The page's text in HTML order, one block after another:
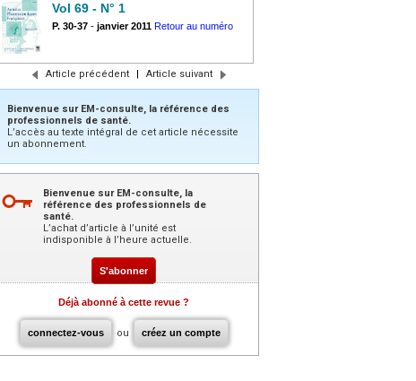
Vol 69 - N° 1
P. 30-37 - janvier 2011 Retour au numéro
Article précédent | Article suivant
Bienvenue sur EM-consulte, la référence des
professionnels de santé.
L’accès au texte intégral de cet article nécessite
un abonnement.
Bienvenue sur EM-consulte, la
référence des professionnels de
santé.
L’achat d’article à l’unité est
indisponible à l’heure actuelle.
S'abonner
Déjà abonné à cette revue ?
connectez-vous ou créez un compte